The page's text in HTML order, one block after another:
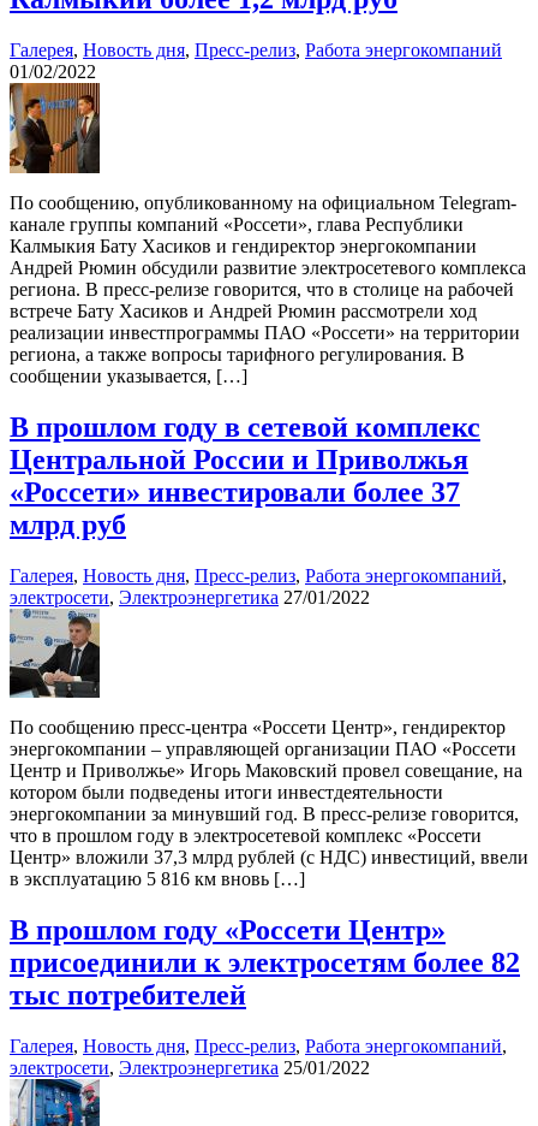
Галерея, Новость дня, Пресс-релиз, Работа энергокомпаний
01/02/2022
По сообщению, опубликованному на официальном Telegram-
канале группы компаний «Россети», глава Республики
Калмыкия Бату Хасиков и гендиректор энергокомпании
Андрей Рюмин обсудили развитие электросетевого комплекса
региона. В пресс-релизе говорится, что в столице на рабочей
встрече Бату Хасиков и Андрей Рюмин рассмотрели ход
реализации инвестпрограммы ПАО «Россети» на территории
региона, а также вопросы тарифного регулирования. В
сообщении указывается, […]
В прошлом году в сетевой комплекс
Центральной России и Приволжья
«Россети» инвестировали более 37
млрд руб
Галерея, Новость дня, Пресс-релиз, Работа энергокомпаний,
электросети, Электроэнергетика 27/01/2022
По сообщению пресс-центра «Россети Центр», гендиректор
энергокомпании – управляющей организации ПАО «Россети
Центр и Приволжье» Игорь Маковский провел совещание, на
котором были подведены итоги инвестдеятельности
энергокомпании за минувший год. В пресс-релизе говорится,
что в прошлом году в электросетевой комплекс «Россети
Центр» вложили 37,3 млрд рублей (с НДС) инвестиций, ввели
в эксплуатацию 5 816 км вновь […]
В прошлом году «Россети Центр»
присоединили к электросетям более 82
тыс потребителей
Галерея, Новость дня, Пресс-релиз, Работа энергокомпаний,
электросети, Электроэнергетика 25/01/2022